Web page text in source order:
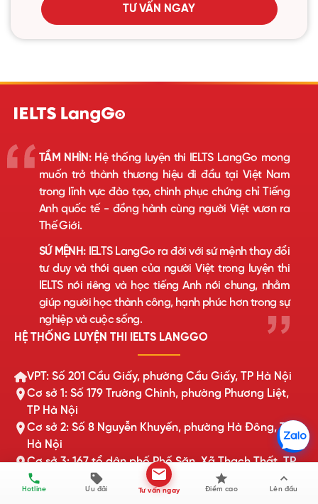
TƯ VẤN NGAY
Hotline Ưu đãi Tư vấn ngay Điểm cao Lên đầu
TẦM NHÌN:Hệ thống luyện thi IELTS LangGo mong
muốn trở thành thương hiệu đi đầu tại Việt Nam
trong lĩnh vực đào tạo, chinh phục chứng chỉ Tiếng
Anh quốc tế - đồng hành cùng người Việt vươn ra
Thế Giới.
SỨ MỆNH:IELTS LangGo ra đời với sứ mệnh thay đổi
tư duy và thói quen của người Việt trong luyện thi
IELTS nói riêng và học tiếng Anh nói chung, nhằm
giúp người học thành công, hạnh phúc hơn trong sự
nghiệp và cuộc sống.
HỆ THỐNG LUYỆN THI IELTS LANGGO
VPT: Số 201 Cầu Giấy, phường Cầu Giấy, TP Hà Nội
Cơ sở 1: Số 179 Trường Chinh, phường Phương Liệt,
TP Hà Nội
Cơ sở 2: Số 8 Nguyễn Khuyến, phường Hà Đông, TP
Hà Nội
Cơ sở 3: 167 tổ dân phố Phố Săn, Xã Thạch Thất, TP
Hà Nội
Cơ sở 4: Khu DG02 Đường Phủ Quốc, Xã Quốc Oai,